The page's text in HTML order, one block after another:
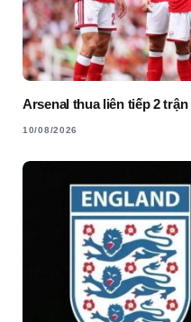
Arsenal thua liên tiếp 2
10/08/2026